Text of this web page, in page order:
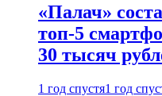
«Палач»
топ-5
30 тысяч
1 год спустя1 год